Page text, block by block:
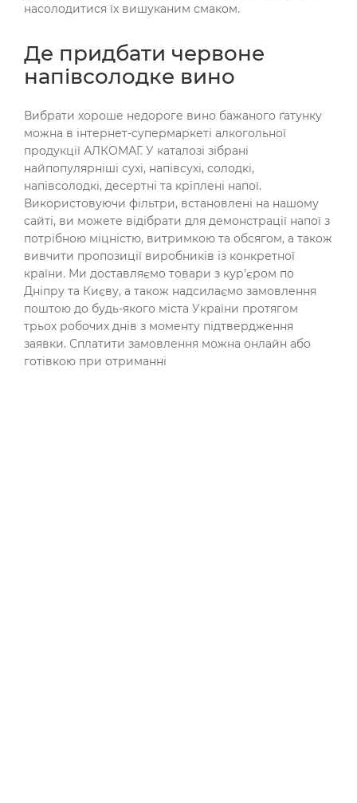
насолодитися їх вишуканим смаком.
Де придбати червоне
напівсолодке вино
Вибрати хороше недороге вино бажаного ґатунку
можна в інтернет-супермаркеті алкогольної
продукції АЛКОМАГ. У каталозі зібрані
найпопулярніші сухі, напівсухі, солодкі,
напівсолодкі, десертні та кріплені напої.
Використовуючи фільтри, встановлені на нашому
сайті, ви можете відібрати для демонстрації напої з
потрібною міцністю, витримкою та обсягом, а також
вивчити пропозиції виробників із конкретної
країни. Ми доставляємо товари з кур'єром по
Дніпру та Києву, а також надсилаємо замовлення
поштою до будь-якого міста України протягом
трьох робочих днів з моменту підтвердження
заявки. Сплатити замовлення можна онлайн або
готівкою при отриманні